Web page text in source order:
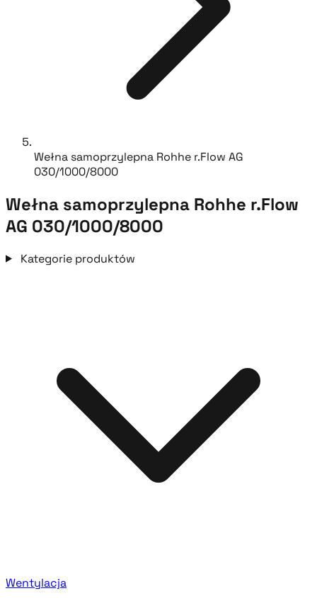
Wełna samoprzylepna Rohhe r.Flow AG
030/1000/8000
Wełna samoprzylepna Rohhe r.Flow
AG 030/1000/8000
Kategorie produktów
Wentylacja